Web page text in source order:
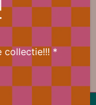
collectie!!! *